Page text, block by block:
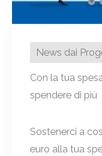
News dai
Con la tua
spendere di più
Sostenerci a
euro alla tua